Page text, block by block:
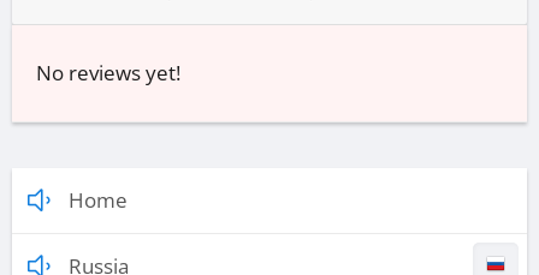
No reviews yet!
Home
Russia